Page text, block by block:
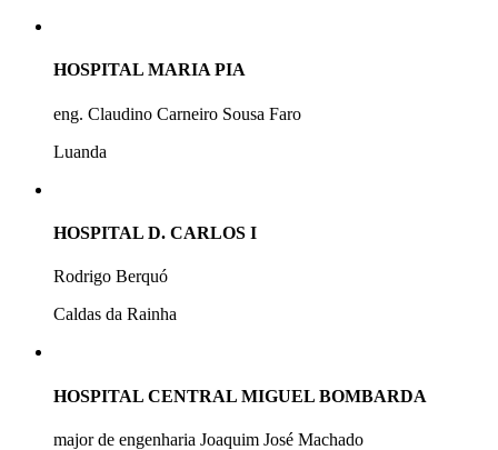
HOSPITAL MARIA PIA
eng. Claudino Carneiro Sousa Faro
Luanda
HOSPITAL D. CARLOS I
Rodrigo Berquó
Caldas da Rainha
HOSPITAL CENTRAL MIGUEL BOMBARDA
major de engenharia Joaquim José Machado